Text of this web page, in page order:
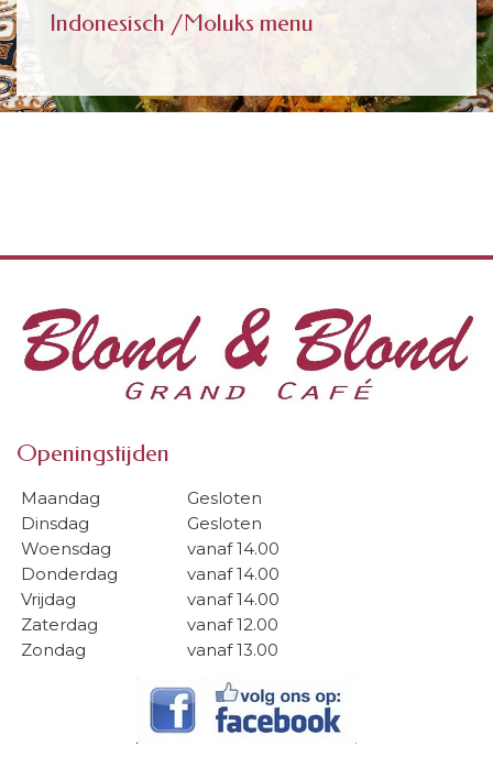
Indonesisch /Moluks menu
Openingstijden
Maandag
Gesloten
Dinsdag
Gesloten
Woensdag
vanaf 14.00
Donderdag
vanaf 14.00
Vrijdag
vanaf 14.00
Zaterdag
vanaf 12.00
Zondag
vanaf 13.00